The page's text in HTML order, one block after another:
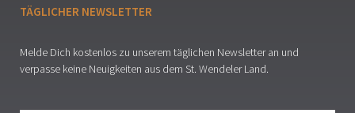
TÄGLICHER NEWSLETTER
Melde Dich kostenlos zu unserem täglichen Newsletter an und
verpasse keine Neuigkeiten aus dem St. Wendeler Land.